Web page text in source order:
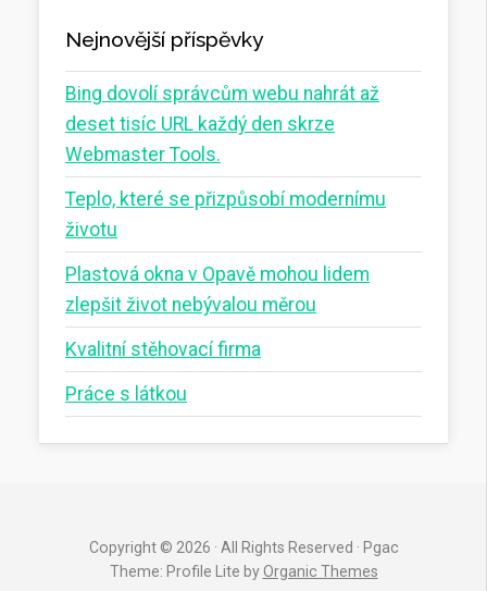
Nejnovější příspěvky
Bing dovolí správcům webu nahrát až
deset tisíc URL každý den skrze
Webmaster Tools.
Teplo, které se přizpůsobí modernímu
životu
Plastová okna v Opavě mohou lidem
zlepšit život nebývalou měrou
Kvalitní stěhovací firma
Práce s látkou
Copyright © 2026 · All Rights Reserved · Pgac
Theme: Profile Lite byOrganic Themes